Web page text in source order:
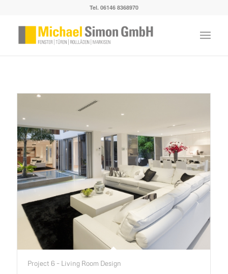
Tel. 06146 8368970
Project 6 – Living Room Design